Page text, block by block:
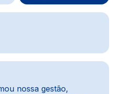
mudança foi da água para